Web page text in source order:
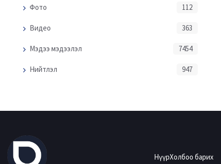
Фото 112
Видео 363
Мэдээ мэдээлэл 7454
Нийтлэл 947
НүүрХолбоо барих